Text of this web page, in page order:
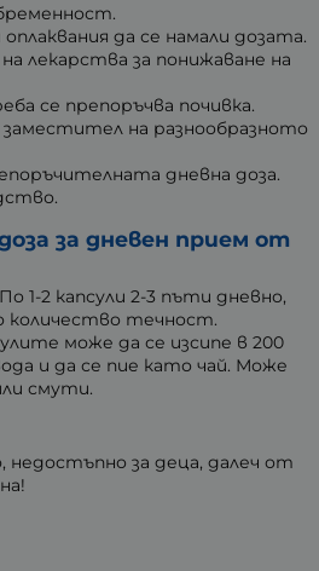
да се намали дозата.
лекарства за понижаване на
се препоръчва почивка.
заместител на разнообразното
дневна доза.
за дневен прием от
1-2 капсули 2-3 пъти дневно,
количество течност.
може да се изсипе в 200
и да се пие като чай. Може
смути.
недостъпно за деца, далеч от